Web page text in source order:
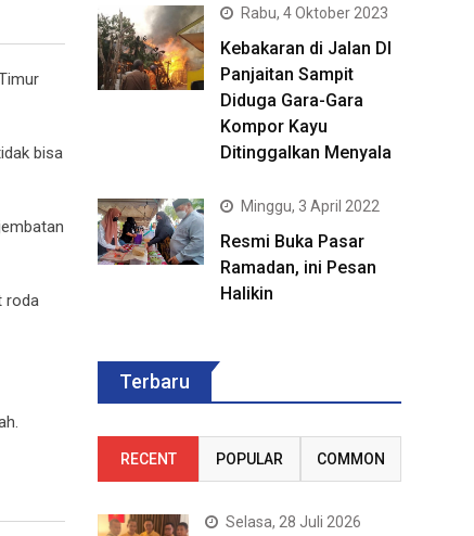
bisa
roda
Rabu, 4 Oktober 2023
Kebakaran di Jalan DI
Panjaitan Sampit
Diduga Gara-Gara
Kompor Kayu
Ditinggalkan Menyala
Minggu, 3 April 2022
Resmi Buka Pasar
Ramadan, ini Pesan
Halikin
Terbaru
RECENT POPULAR COMMON
Selasa, 28 Juli 2026